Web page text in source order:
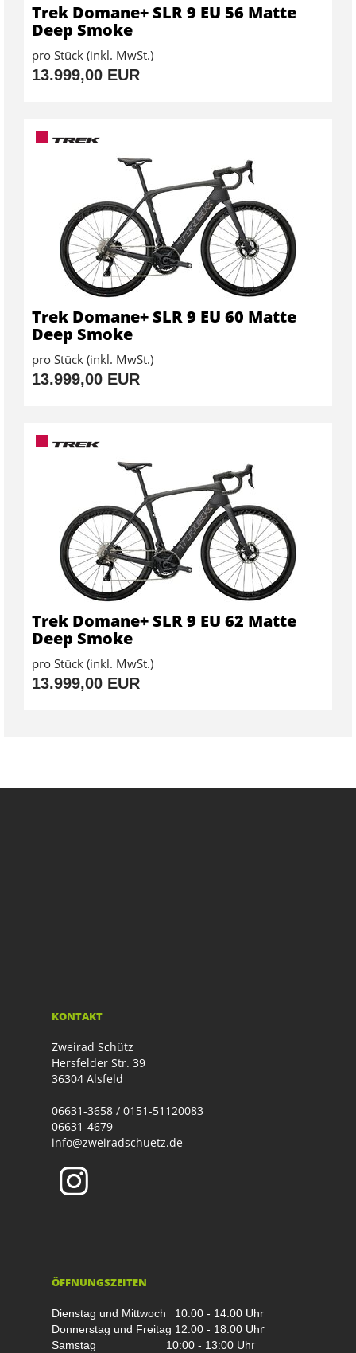
Trek Domane+ SLR 9 EU 56 Matte
Deep Smoke
pro Stück (inkl. MwSt.)
13.999,00 EUR
Trek Domane+ SLR 9 EU 60 Matte
Deep Smoke
pro Stück (inkl. MwSt.)
13.999,00 EUR
Trek Domane+ SLR 9 EU 62 Matte
Deep Smoke
pro Stück (inkl. MwSt.)
13.999,00 EUR
KONTAKT
Zweirad Schütz
Hersfelder Str. 39
36304 Alsfeld
06631-3658 / 0151-51120083
06631-4679
info@zweiradschuetz.de
ÖFFNUNGSZEITEN
Dienstag und Mittwoch
10:00 - 14:00 Uhr
Donnerstag und Freitag 12:00 - 18:00 Uhr
Samstag 10:00 - 13:00 Uhr